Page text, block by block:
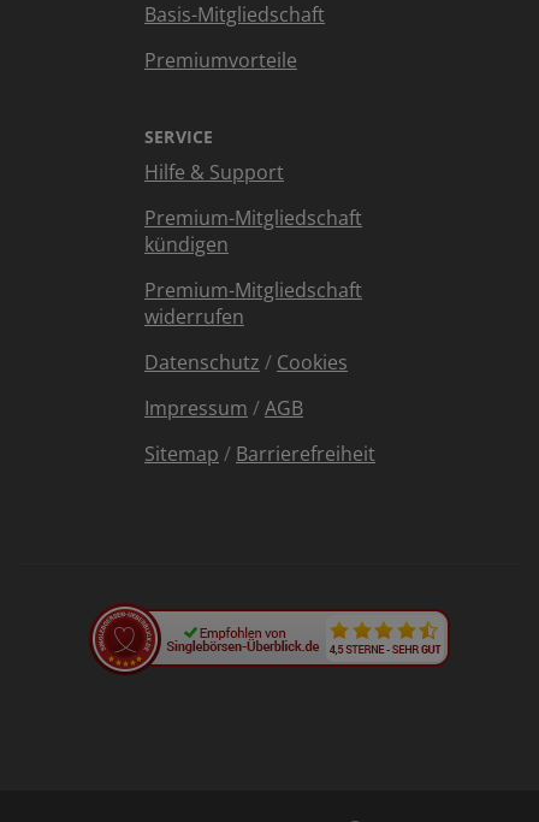
Basis-Mitgliedschaft
Premiumvorteile
SERVICE
Hilfe & Support
Premium-Mitgliedschaft
kündigen
Premium-Mitgliedschaft
widerrufen
Datenschutz / Cookies
Impressum /AGB
Sitemap / Barrierefreiheit